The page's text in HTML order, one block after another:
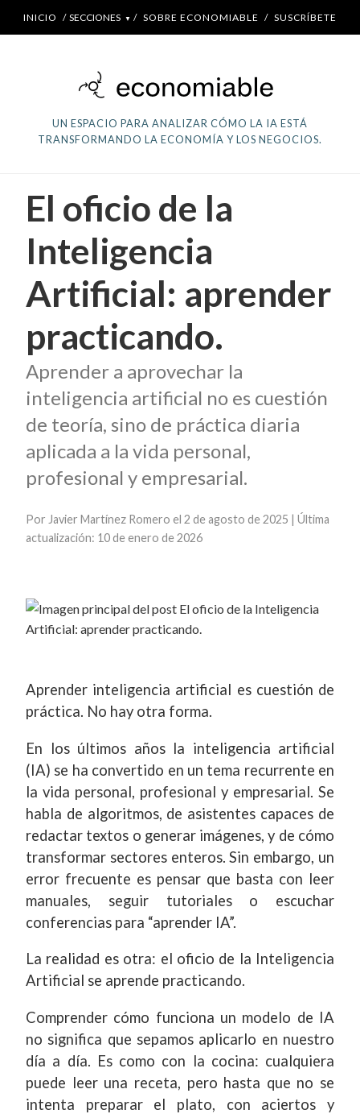
INICIO / SECCIONES ▼ / SOBRE ECONOMIABLE / SUSCRÍBETE
UN ESPACIO PARA ANALIZAR CÓMO LA IA ESTÁ
TRANSFORMANDO LA ECONOMÍA Y LOS NEGOCIOS.
El oficio de la
Inteligencia
Artificial: aprender
practicando.
Aprender a aprovechar la
inteligencia artificial no es cuestión
de teoría, sino de práctica diaria
aplicada a la vida personal,
profesional y empresarial.
Por Javier Martínez Romero el 2 de agosto de 2025 | Última
actualización: 10 de enero de 2026
Aprender inteligencia artificial es cuestión de
práctica. No hay otra forma.
En los últimos años la inteligencia artificial
(IA) se ha convertido en un tema recurrente en
la vida personal, profesional y empresarial. Se
habla de algoritmos, de asistentes capaces de
redactar textos o generar imágenes, y de cómo
transformar sectores enteros. Sin embargo, un
error frecuente es pensar que basta con leer
manuales, seguir tutoriales o escuchar
conferencias para “aprender IA”.
La realidad es otra: el oficio de la Inteligencia
Artificial se aprende practicando.
Comprender cómo funciona un modelo de IA
no significa que sepamos aplicarlo en nuestro
día a día. Es como con la cocina: cualquiera
puede leer una receta, pero hasta que no se
intenta preparar el plato, con aciertos y